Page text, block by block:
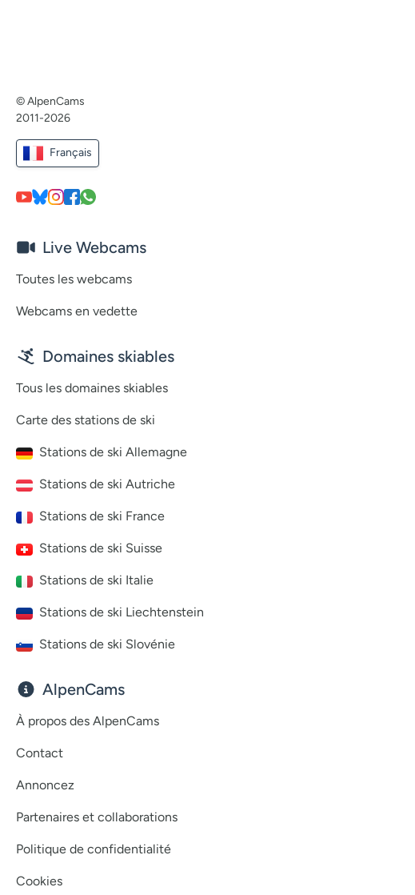
© AlpenCams
2011-2026
Français
Live Webcams
Toutes les webcams
Webcams en vedette
Domaines skiables
Tous les domaines skiables
Carte des stations de ski
Stations de ski Allemagne
Stations de ski Autriche
Stations de ski France
Stations de ski Suisse
Stations de ski Italie
Stations de ski Liechtenstein
Stations de ski Slovénie
AlpenCams
À propos des AlpenCams
Contact
Annoncez
Partenaires et collaborations
Politique de confidentialité
Cookies